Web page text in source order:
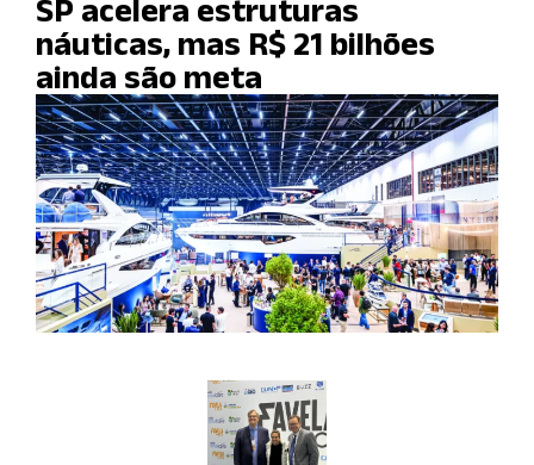
SP acelera estruturas
náuticas, mas R$ 21 bilhões
ainda são meta